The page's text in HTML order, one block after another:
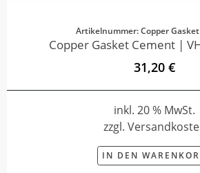
Artikelnummer: Copper
Copper Gasket Cement |
31,20 €
inkl. 20 % MwSt.
zzgl.
IN DEN